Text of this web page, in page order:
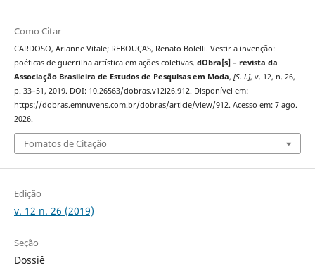
Como Citar
CARDOSO, Arianne Vitale; REBOUÇAS, Renato Bolelli. Vestir a invenção:
poéticas de guerrilha artística em ações coletivas. dObra[s] – revista da
Associação Brasileira de Estudos de Pesquisas em Moda, [S. l.], v. 12, n. 26,
p. 33–51, 2019. DOI: 10.26563/dobras.v12i26.912. Disponível em:
https://dobras.emnuvens.com.br/dobras/article/view/912. Acesso em: 7 ago.
2026.
Fomatos de Citação
Edição
v. 12 n. 26 (2019)
Seção
Dossiê